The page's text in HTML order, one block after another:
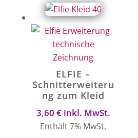
ELFIE –
Schnitterweiteru
ng zum Kleid
3,60 € inkl. MwSt.
Enthält 7% MwSt.